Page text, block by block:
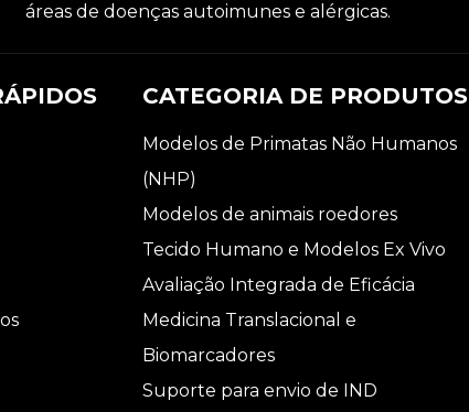
áreas de doenças autoimunes e alérgicas.
CATEGORIA DE PRODUTOS
Modelos de Primatas Não Humanos
(NHP)
Modelos de animais roedores
Tecido Humano e Modelos Ex Vivo
Avaliação Integrada de Eficácia
Medicina Translacional e
Biomarcadores
Suporte para envio de IND